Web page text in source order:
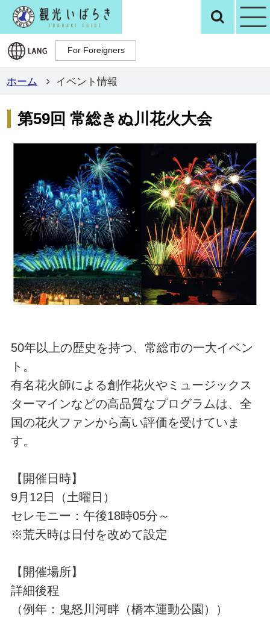
観光いばらき検
For Foreigners
For Foreigners
ホーム イベント情報
第59回 常総きぬ川花火大会
50年以上の歴史を持つ、常総市の一大イベン
ト。
有名花火師による創作花火やミュージックス
ターマインなどの高品質なプログラムは、全
国の花火ファンから高い評価を受けていま
す。
【開催日時】
9月12日（土曜日）
セレモニー：午後18時05分～
※荒天時は日付を改めて設定
【開催場所】
詳細後程
（例年：鬼怒川河畔（橋本運動公園））